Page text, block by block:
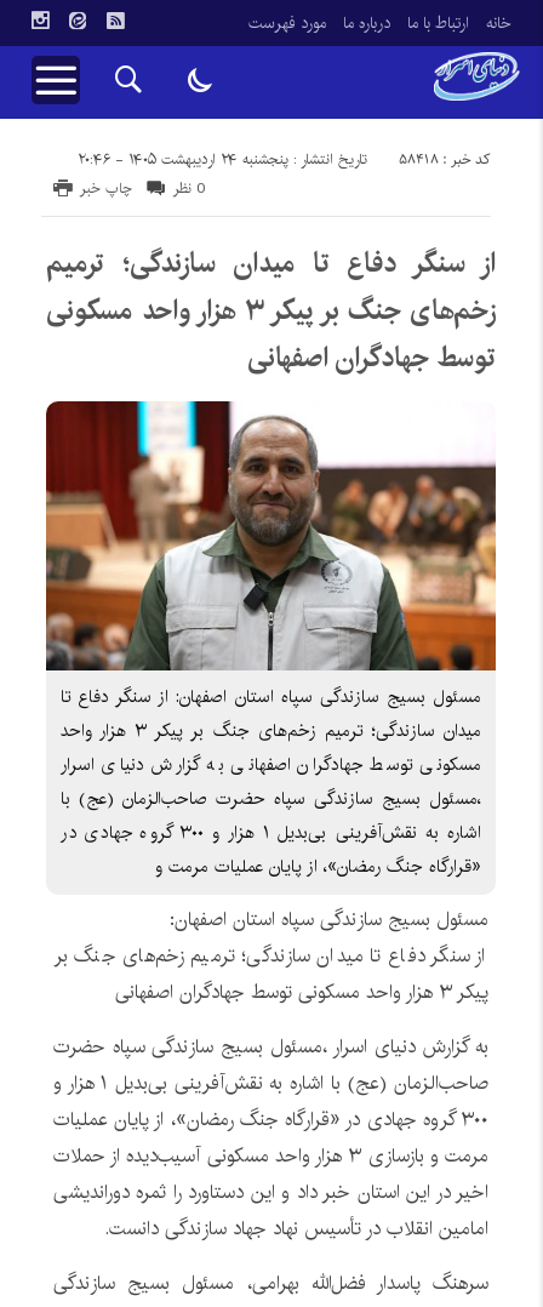
خانه ارتباط با ما درباره ما مورد فهرست
تاریخ انتشار : پنجشنبه ۲۴ اردیبهشت ۱۴۰۵ - ۲۰:۴۶ کد خبر : 58418
چاپ خبر 0 نظر
از سنگر دفاع تا میدان سازندگی؛ ترمیم
زخم‌های جنگ بر پیکر ۳ هزار واحد مسکونی
توسط جهادگران اصفهانی
مسئول بسیج سازندگی سپاه استان اصفهان: از سنگر دفاع تا
میدان سازندگی؛ ترمیم زخم‌های جنگ بر پیکر ۳ هزار واحد
مسکونی توسط جهادگران اصفهانی به گزارش دنیای اسرار
،مسئول بسیج سازندگی سپاه حضرت صاحب‌الزمان (عج) با
اشاره به نقش‌آفرینی بی‌بدیل ۱ هزار و ۳۰۰ گروه جهادی در
«قرارگاه جنگ رمضان»، از پایان عملیات مرمت و
مسئول بسیج سازندگی سپاه استان اصفهان:
از سنگر دفاع تا میدان سازندگی؛ ترمیم زخم‌های جنگ بر
پیکر ۳ هزار واحد مسکونی توسط جهادگران اصفهانی
به گزارش دنیای اسرار ،مسئول بسیج سازندگی سپاه حضرت
صاحب‌الزمان (عج) با اشاره به نقش‌آفرینی بی‌بدیل ۱ هزار و
۳۰۰ گروه جهادی در «قرارگاه جنگ رمضان»، از پایان عملیات
مرمت و بازسازی ۳ هزار واحد مسکونی آسیب‌دیده از حملات
اخیر در این استان خبر داد و این دستاورد را ثمره دوراندیشی
امامین انقلاب در تأسیس نهاد جهاد سازندگی دانست.
سرهنگ پاسدار فضل‌الله بهرامی، مسئول بسیج سازندگی